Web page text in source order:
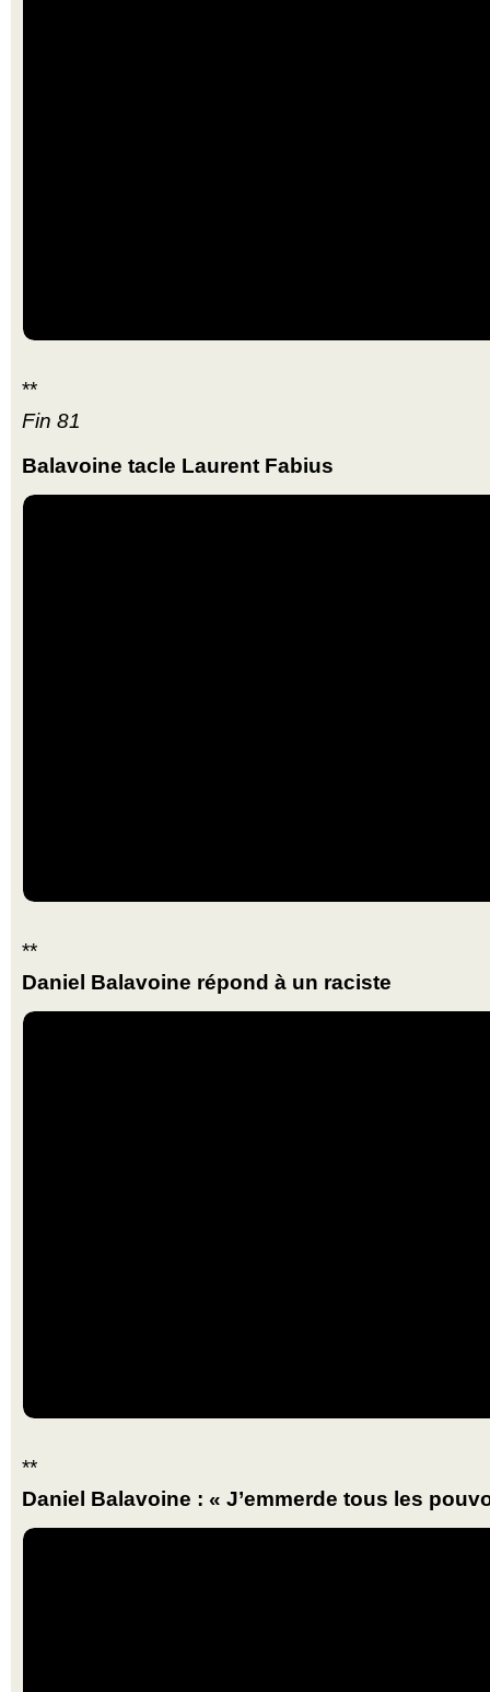
**
Fin 81
Balavoine tacle Laurent Fabius
**
Daniel Balavoine répond à un raciste
**
Daniel Balavoine : « J’emmerde tous les